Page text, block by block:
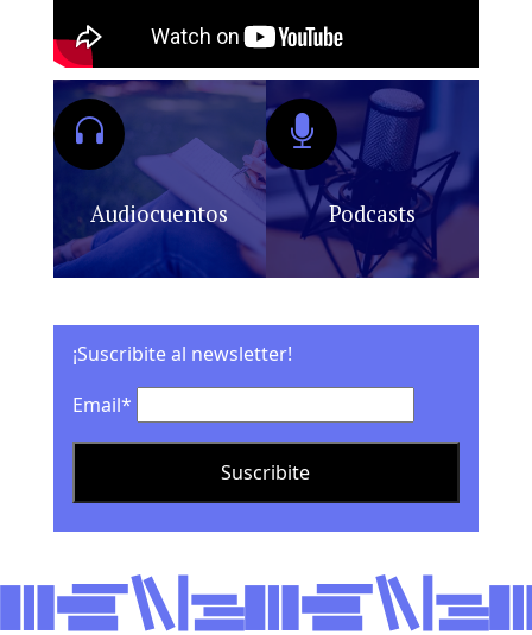
Audiocuentos Podcasts
¡Suscribite al newsletter!
Email*